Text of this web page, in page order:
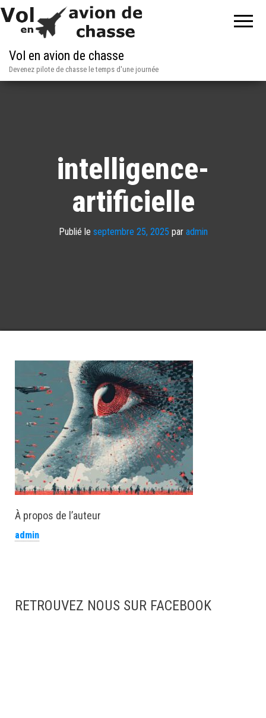
Vol en avion de chasse
Devenez pilote de chasse le temps d'une journée
intelligence-
artificielle
Publié le septembre 25, 2025 par admin
À propos de l’auteur
admin
RETROUVEZ NOUS SUR FACEBOOK